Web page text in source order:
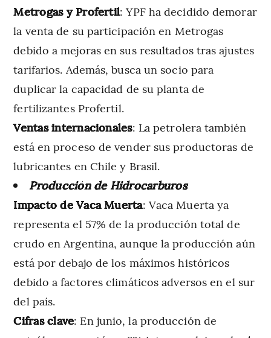
Metrogas y Profertil: YPF ha decidido demorar
la venta de su participación en Metrogas
debido a mejoras en sus resultados tras ajustes
tarifarios. Además, busca un socio para
duplicar la capacidad de su planta de
fertilizantes Profertil.
Ventas internacionales: La petrolera también
está en proceso de vender sus productoras de
lubricantes en Chile y Brasil.
Producción de Hidrocarburos
Impacto de Vaca Muerta: Vaca Muerta ya
representa el 57% de la producción total de
crudo en Argentina, aunque la producción aún
está por debajo de los máximos históricos
debido a factores climáticos adversos en el sur
del país.
Cifras clave: En junio, la producción de